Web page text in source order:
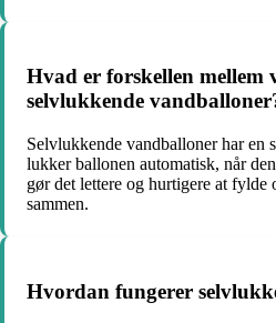
Hvad er forskellen mellem
selvlukkende
Selvlukkende vandballoner har en
lukker ballonen automatisk, når
gør det lettere og hurtigere at fylde
sammen.
Hvordan fungerer